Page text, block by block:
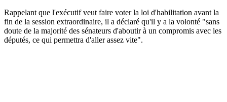
Rappelant que l'exécutif veut faire voter la loi d'habilitation avant la
fin de la session extraordinaire, il a déclaré qu'il y a la volonté "sans
doute de la majorité des sénateurs d'aboutir à un compromis avec les
députés, ce qui permettra d'aller assez vite".